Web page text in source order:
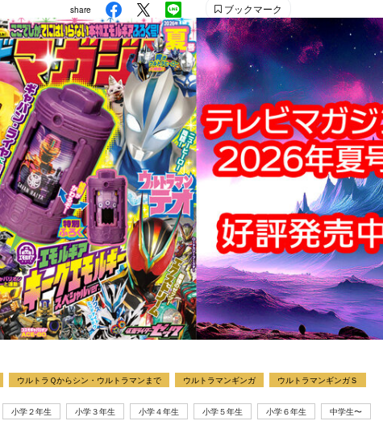
share ブックマーク
ウルトラＱからシン・ウルトラマンまで ウルトラマンギンガ ウルトラマンギンガＳ
小学２年生 小学３年生 小学４年生 小学５年生 小学６年生
中学生〜